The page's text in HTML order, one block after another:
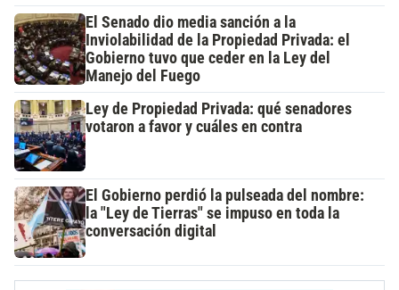
El Senado dio media sanción a la
Inviolabilidad de la Propiedad Privada: el
Gobierno tuvo que ceder en la Ley del
Manejo del Fuego
Ley de Propiedad Privada: qué senadores
votaron a favor y cuáles en contra
El Gobierno perdió la pulseada del nombre:
la "Ley de Tierras" se impuso en toda la
conversación digital